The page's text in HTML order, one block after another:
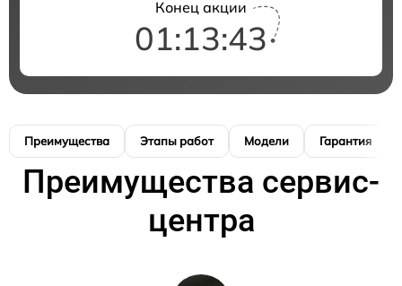
Конец акции
01:13:42
Преимущества Этапы работ Модели Гарантия
Преимущества сервис-
центра